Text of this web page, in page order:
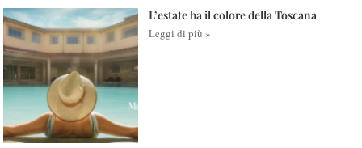
L’estate ha il colore della Toscana
Leggi di più »